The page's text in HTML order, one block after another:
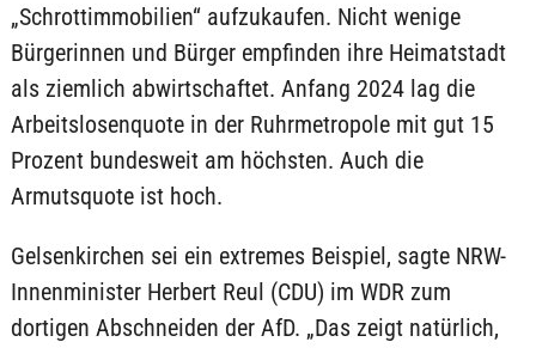
„Schrottimmobilien“ aufzukaufen. Nicht wenige
Bürgerinnen und Bürger empfinden ihre Heimatstadt
als ziemlich abwirtschaftet. Anfang 2024 lag die
Arbeitslosenquote in der Ruhrmetropole mit gut 15
Prozent bundesweit am höchsten. Auch die
Armutsquote ist hoch.
Gelsenkirchen sei ein extremes Beispiel, sagte NRW-
Innenminister Herbert Reul (CDU) im WDR zum
dortigen Abschneiden der AfD. „Das zeigt natürlich,